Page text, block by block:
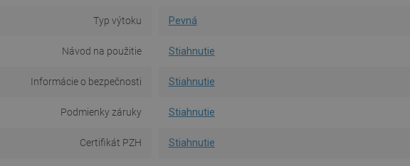
Typ výtoku Pevná
Návod na použitie Stiahnutie
Informácie o bezpečnosti Stiahnutie
Podmienky záruky Stiahnutie
Certifikát PZH Stiahnutie